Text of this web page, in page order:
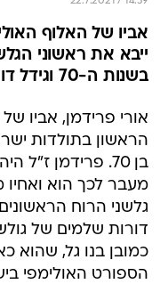
אביו של האלוף
ייבא את ראשוני
בשנות ה-70 וגידל דורות שלמים של גולשים
אורי פרידמן, אביו
הראשון בתולדות
בן 70. פרידמן
מעבר לכך הוא
דורות שלמים של
כמובן בנו גל, שהוא
הספורט האולימפי